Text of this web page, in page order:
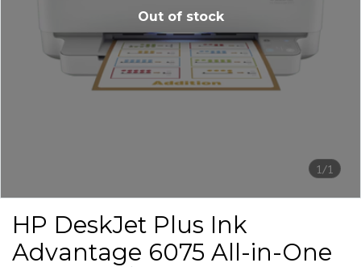
1/1
Out of stock
HP DeskJet Plus Ink
Advantage 6075 All-in-One